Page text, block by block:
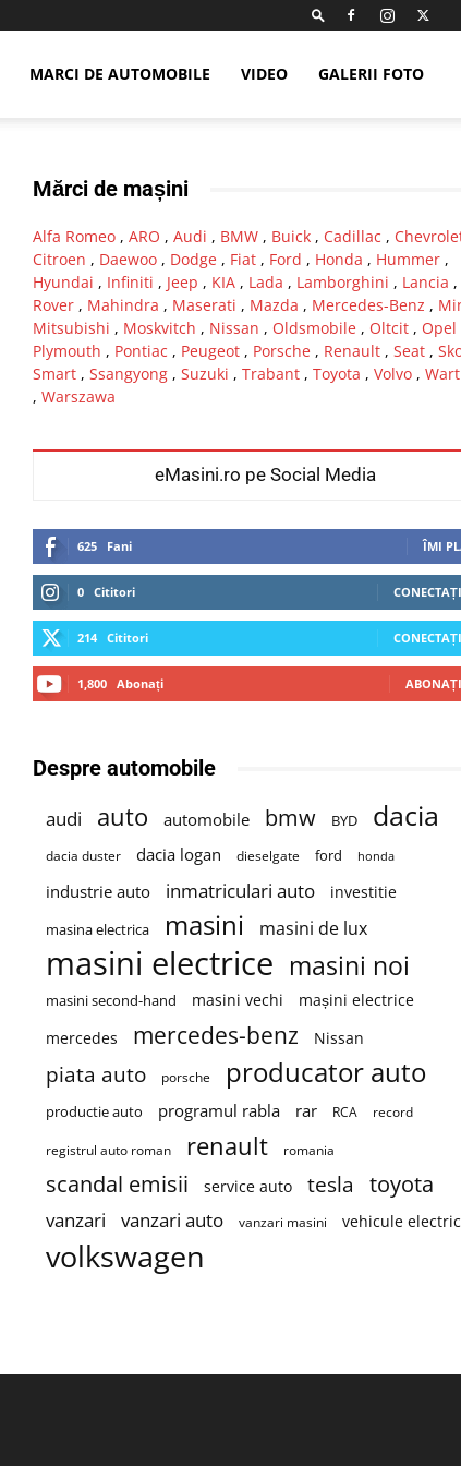
MARCI DE AUTOMOBILE VIDEO GALERII FOTO
Mărci de mașini
Alfa Romeo, ARO , Audi , BMW, Buick, Cadillac ,
Citroen , Daewoo, Dodge, Fiat, Ford , Honda , Hummer,
Hyundai , Infiniti , Jeep , KIA, Lada , Lamborghini , Lancia ,
Rover, Mahindra , Maserati , Mazda , Mercedes-Benz ,
Mitsubishi , Moskvitch , Nissan , Oldsmobile, Oltcit, Opel
Plymouth , Pontiac , Peugeot, Porsche, Renault, Seat,
Smart, Ssangyong, Suzuki , Trabant, Toyota , Volvo,
, Warszawa
eMasini.ro pe Social Media
625 Fani ÎMI
0 Cititori
214 Cititori
1,800 Abonați
Despre automobile
audi auto automobile bmw BYD dacia
dacia duster dacia logan dieselgate ford honda
industrie auto inmatriculari auto investitie
masina electrica masini masini de lux
masini electrice masini noi
masini second-hand masini vechi
mașini electrice
mercedes
mercedes-benz Nissan
piata auto porsche producator auto
productie auto programul rabla rar RCA record
registrul auto roman renault romania
scandal emisii service auto tesla toyota
vanzari vanzari auto vanzari masini vehicule
volkswagen